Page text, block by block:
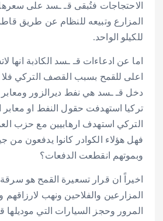
الاحتجاجات فتُبقى قـ ـسد على
للكيلو الواحد.
اما عن ادعاءات قـ ـسد الكاذبة انها
اعلى للقمح بسبب القصف التركي فلا
دخل قـ ـسد هي نفط ديرالزور
تركيا استهدفت حقول النفط او
التركي استهدف ارهابيين مع حزب
فهل هؤلاء الكوادر كانوا يدفعون من
وبموتهم انقطعت الدفعات؟
اخيراً ان قرار تسعيرة القمح هو
المزارعين والفلاحين ونهب